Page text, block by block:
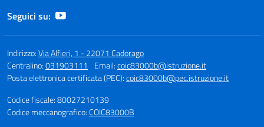
Seguici su:
Indirizzo:Via Alfieri, 1 - 22071 Cadorago
Centralino:031903111 Email:coic83000b@istruzione.it
Posta elettronica certificata (PEC):coic83000b@pec.istruzione.it
Codice fiscale: 80027210139
Codice meccanografico:COIC83000B